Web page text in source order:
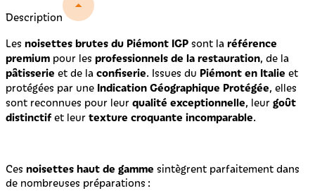
Description
Les noisettes brutes du Piémont IGP sont la référence
premium pour les professionnels de la restauration, de la
pâtisserie et de la confiserie. Issues du Piémont en Italie et
protégées par une Indication Géographique Protégée, elles
sont reconnues pour leur qualité exceptionnelle, leur goût
distinctifet leur texture croquante incomparable.
Ces noisettes haut de gamme sintègrent parfaitement dans
de nombreuses préparations :